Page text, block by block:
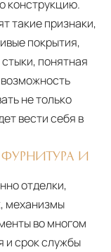
конструкцию.
такие признаки,
покрытия,
понятная
не только
вести себя в
И
отделки,
механизмы
во многом
и срок службы